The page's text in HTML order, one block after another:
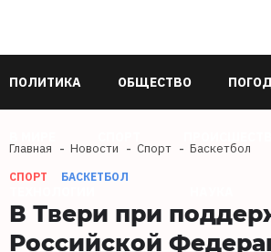
ПОЛИТИКА ОБЩЕСТВО
Главная Новости Спорт Баскетбол
СПОРТ БАСКЕТБОЛ
В Твери при
Российской